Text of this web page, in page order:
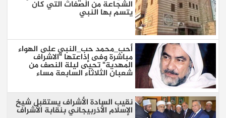
الشجاعة من الصفات التي كان
يتسم بها النبي
أحب_محمد حب_النبي على الهواء
مباشرة وفى إذاعتها "الاشراف
المهدية" تحيى ليلة النصف من
شعبان الثلاثاء السابعة مساء
نقيب السادة الأشراف يستقبل شيخ
الإسلام الأذربيجاني بنقابة الأشراف